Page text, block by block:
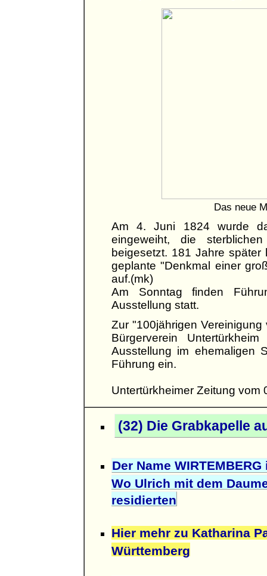
Das neue
Am 4. Juni 1824 wurde
eingeweiht, die
beigesetzt. 181 Jahre
geplante "Denkmal einer
auf.(mk)
Am Sonntag finden
Ausstellung statt.
Zur "100jährigen
Bürgerverein
Ausstellung im ehemaligen
Führung ein.
Untertürkheimer Zeitung vom
(32) Die Grabkapelle
Der Name
Wo Ulrich mit dem
residierten
Hier mehr zu Katharina
Württemberg